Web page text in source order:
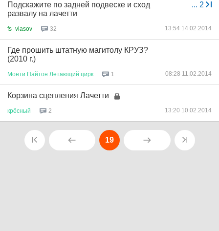
... 2
Подскажите по задней подвеске и сход
развалу на лачетти
fs_vlasov 32 13:54 14.02.2014
Где прошить штатную магитолу КРУЗ?
(2010 г.)
Монти Пайтон Летающий цирк 1 08:28 11.02.2014
Корзина сцепления Лачетти
крёсный 2 13:20 10.02.2014
19